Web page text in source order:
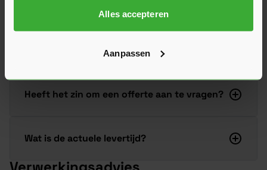
Alles accepteren
Aanpassen
Heeft het zin om een offerte aan te vragen?
Wat is de actuele levertijd?